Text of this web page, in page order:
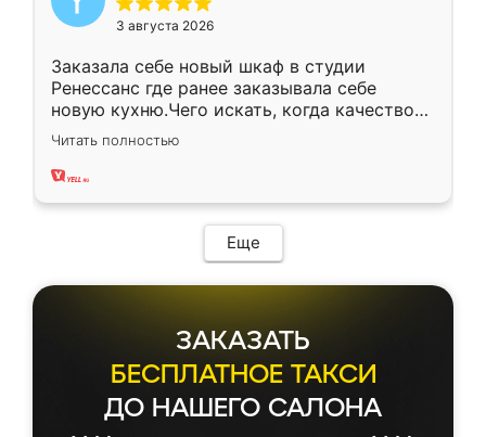
3 августа 2026
Заказала себе новый шкаф в студии
Ренессанс где ранее заказывала себе
новую кухню.Чего искать, когда качеством
вполне довольна. Служит кухня уже почти
два года, нареканий нет.
Читать полностью
Еще
ЗАКАЗАТЬ
БЕСПЛАТНОЕ ТАКСИ
ДО НАШЕГО САЛОНА